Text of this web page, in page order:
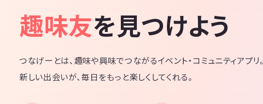
趣味友を見つけよう
つなげーとは、趣味や興味でつながるイベント・コミュニティアプリ。
新しい出会いが、毎日をもっと楽しくしてくれる。